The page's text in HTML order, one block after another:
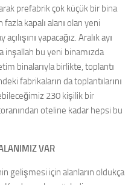
prefabrik çok küçük bir bina
kapalı alanı olan yeni
yapacağız. Aralık ayı
inşallah bu yeni binamızda
binalarıyla birlikte, toplantı
fabrikaların da toplantılarını
230 kişilik bir
oteline kadar hepsi bu
VAR
gelişmesi için alanların oldukça